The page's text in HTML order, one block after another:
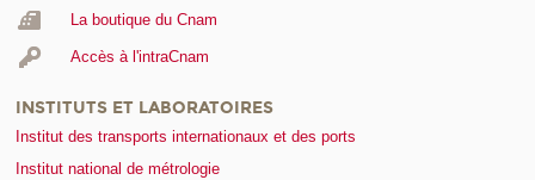
La boutique du Cnam
Accès à l'intraCnam
INSTITUTS ET LABORATOIRES
Institut des transports internationaux et des ports
Institut national de métrologie